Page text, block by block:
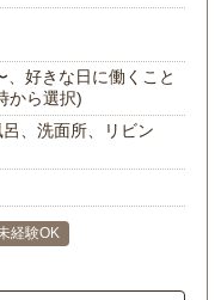
好きな日に働くこと
から選択)
、洗面所、リビン
経験OK